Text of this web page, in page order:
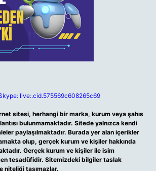
live:.cid.575569c608265c69
sitesi, herhangi bir marka, kurum veya şahıs
bulunmamaktadır. Sitede yalnızca kendi
paylaşılmaktadır. Burada yer alan içerikler
olup, gerçek kurum ve kişiler hakkında
Gerçek kurum ve kişiler ile isim
tesadüfidir. Sitemizdeki bilgiler taslak
niteliği taşımazlar.